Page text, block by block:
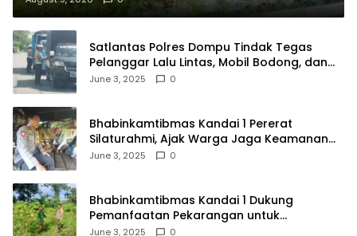
Satlantas Polres Dompu Tindak Tegas
Pelanggar Lalu Lintas, Mobil Bodong, dan
Kendaraan Tak Bayar Pajak
June 3, 2025 0
Bhabinkamtibmas Kandai 1 Pererat
Silaturahmi, Ajak Warga Jaga Keamanan
Lingkungan
June 3, 2025 0
Bhabinkamtibmas Kandai 1 Dukung
Pemanfaatan Pekarangan untuk
Ketahanan Pangan Menuju Indonesia Emas
June 3, 2025 0